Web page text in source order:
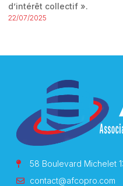
d’intérêt collectif ».
22/07/2025
58 Boulevard Michelet
contact@afcopro.com